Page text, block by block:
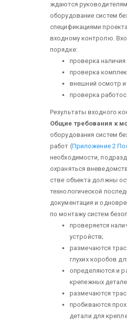
ждаются
оборудование систем
спецификациями
входному кон­тролю.
порядке:
проверка
проверка
внешний осмотр
проверка
Результаты входного
Общие требования к
оборудования систем
работ (Приложение 2
необходи­мости,
охраняться
стве объекта должны
технологической
документация и
по монта­жу систем
проверяется
устройств;
размечаются
глухих коро­бов
определяются и
крепежных
размечаются
пробиваются
детали для